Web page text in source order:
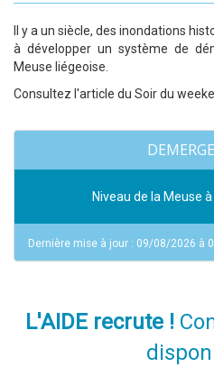
Il y a un siècle, des inondations
à développer un système de
Meuse liégeoise.
Consultez l'article du Soir du
Niveau de la Meuse
Dernière mise à jour : 09/08/2026 à
L'AIDE recrute !